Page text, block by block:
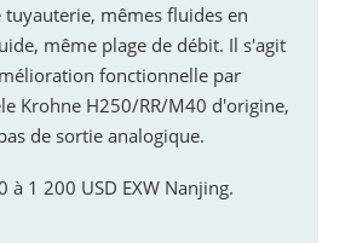
mêmes fluides en
même plage de débit. Il s'agit
fonctionnelle par
Krohne H250/RR/M40 d'origine,
de sortie analogique.
à 1 200 USD EXW Nanjing.